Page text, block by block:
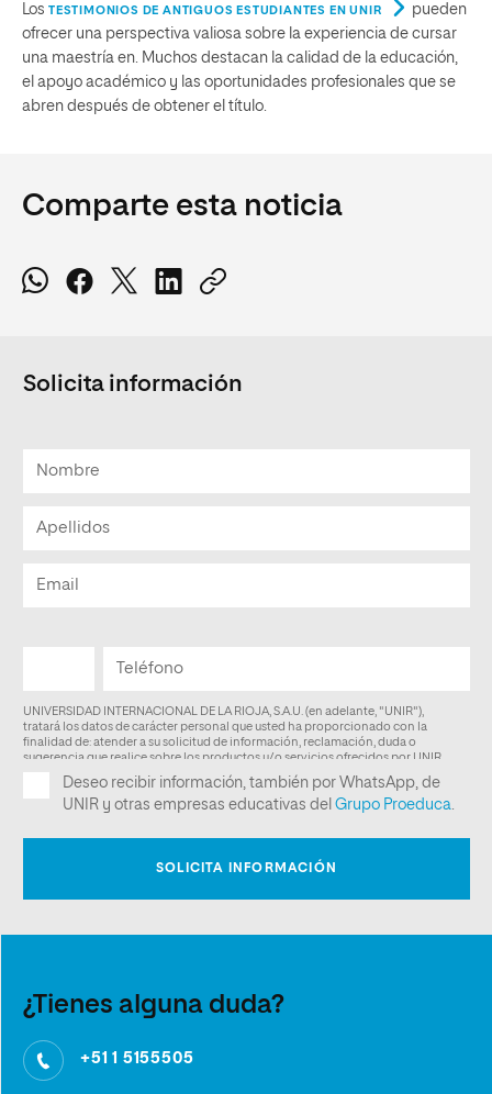
Los TESTIMONIOS DE ANTIGUOS ESTUDIANTES EN UNIR
pueden
ofrecer una perspectiva valiosa sobre la experiencia de cursar
una maestría en. Muchos destacan la calidad de la educación,
el apoyo académico y las oportunidades profesionales que se
abren después de obtener el título.
Comparte esta noticia
Solicita información
¿Tienes alguna duda?
+51 1 5155505